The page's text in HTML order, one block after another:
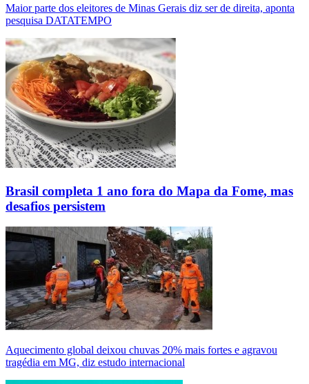
Maior parte dos eleitores de Minas Gerais diz ser de direita, aponta
pesquisa DATATEMPO
Brasil completa 1 ano fora do Mapa da Fome, mas
desafios persistem
Aquecimento global deixou chuvas 20% mais fortes e agravou
tragédia em MG, diz estudo internacional